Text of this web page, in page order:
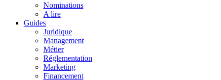
Nominations
A lire
Guides
Juridique
Management
Métier
Réglementation
Marketing
Financement